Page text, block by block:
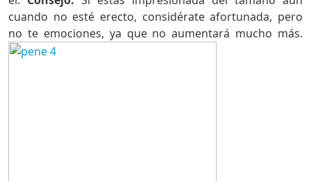
cuando no esté erecto, considérate afortunada, pero
no te emociones, ya que no aumentará mucho más.